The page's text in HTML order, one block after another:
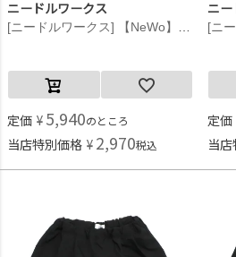
ニードルワークス
定価 ¥ 5,940のところ
当店特別価格 ¥ 2,970税込
ニ
定価
当